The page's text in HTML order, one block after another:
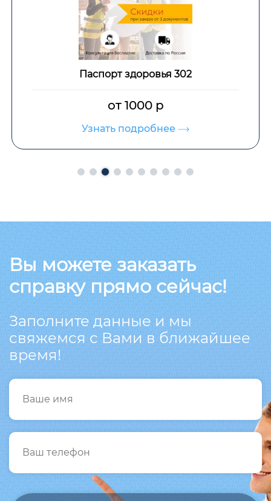
Паспорт здоровья 302
от 1000 р
Узнать подробнее
Вы можете заказать
справку прямо сейчас!
Заполните данные и мы
свяжемся с Вами в ближайшее
время!